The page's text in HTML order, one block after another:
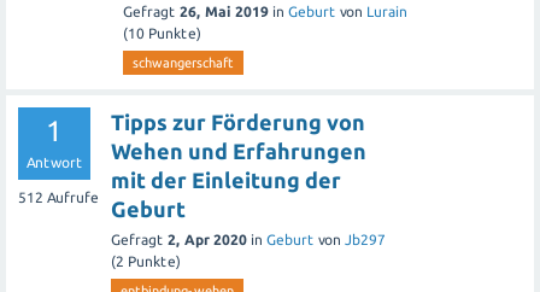
Gefragt 26, Mai 2019 in Geburt von Lurain
(10 Punkte)
schwangerschaft
1
Antwort
512 Aufrufe
Tipps zur Förderung von
Wehen und Erfahrungen
mit der Einleitung der
Geburt
Gefragt 2, Apr 2020 in Geburt von Jb297
(2 Punkte)